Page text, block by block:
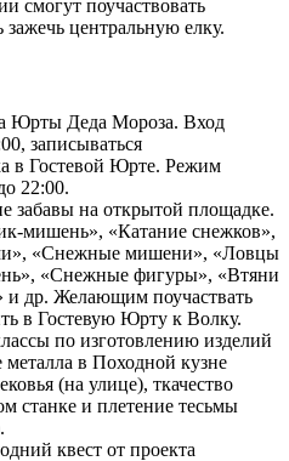
смогут поучаствовать
центральную елку.
Юрты Деда Мороза. Вход
записываться
в Гостевой Юрте. Режим
22:00.
забавы на открытой площадке.
мишень», «Катание снежков»,
«Снежные мишени», «Ловцы
«Снежные фигуры», «Втяни
и др. Желающим поучаствать
в Гостевую Юрту к Волку.
по изготовлению изделий
в Походной кузне
(на улице), ткачество
станке и плетение тесьмы
квест от проекта